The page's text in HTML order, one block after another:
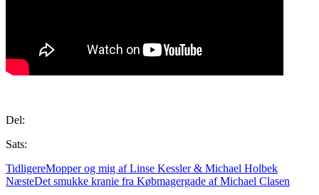
Del:
Sats:
TidligereMopper og mig af Linse Kessler & Michael Holbek
NæsteDet smukke kranie fra Købmagergade af Michael Clasen